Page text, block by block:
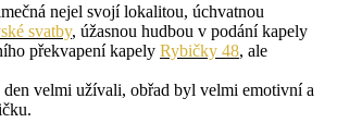
nejel svojí lokalitou, úchvatnou
svatby, úžasnou hudbou v podání kapely
překvapení kapely Rybičky 48, ale
velmi užívali, obřad byl velmi emotivní a